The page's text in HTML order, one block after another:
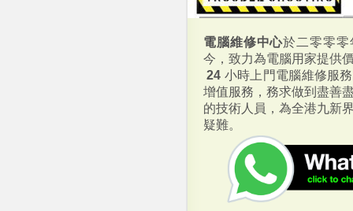
電腦維修中心於二零零
今，致力為電腦用家提供
24 小時上門電腦維修服
增值服務，務求做到盡善
的技術人員，為全港九新
疑難。